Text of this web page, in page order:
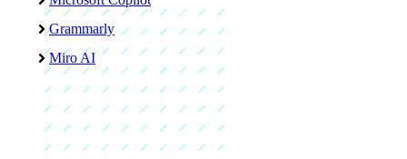
Grammarly
Miro AI